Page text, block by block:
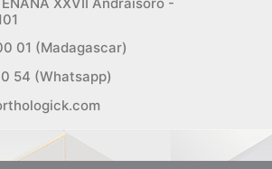
01 (Madagascar)
54 (Whatsapp)